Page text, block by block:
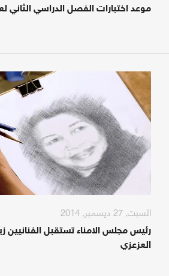
موعد اختبارات الفصل الدراسي الثاني لعام 2013/
السبت, 27 ديسمبر, 2014
رئيس مجلس الامناء تستقبل الفنانيين
العزعزي